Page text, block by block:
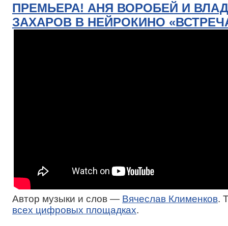
ПРЕМЬЕРА! АНЯ ВОРОБЕЙ И
ЗАХАРОВ В НЕЙРОКИНО
Автор музыки и слов — Вячеслав Клименков.
всех цифровых площадках.